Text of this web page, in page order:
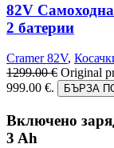
82V
2 батерии
Cramer 82V,
1299.00€ Original
999.00 €.
БЪРЗА
Включено
3 Ah